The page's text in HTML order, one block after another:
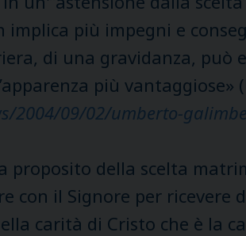
più impegni e
di una gravidanza, può
più vantaggiose»
09/02/umberto-
proposito della scelta
con il Signore per
carità di Cristo che è la